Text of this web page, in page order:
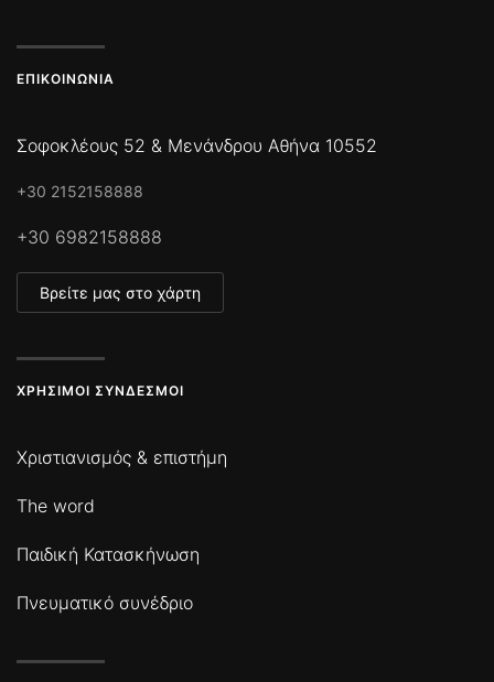
ΕΠΙΚΟΙΝΩΝΊΑ
Σοφοκλέους 52 & Μενάνδρου Αθήνα 10552
+30 2152158888
+30 6982158888
Βρείτε μας στο χάρτη
ΧΡΉΣΙΜΟΙ ΣΎΝΔΕΣΜΟΙ
Χριστιανισμός & επιστήμη
The word
Παιδική Κατασκήνωση
Πνευματικό συνέδριο